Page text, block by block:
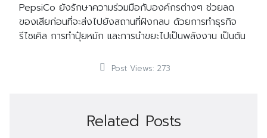
PepsiCo ยังรักษาความร่วมมือกับองค์กรต่างๆ ช่วยลด
ของเสียก่อนที่จะส่งไปยังสถานที่ฝังกลบ ด้วยการทำธุรกิจ
รีไซเคิล การทำปุ๋ยหมัก และการนำขยะไปเป็นพลังงาน เป็นต้น
Post Views: 273
Related Posts